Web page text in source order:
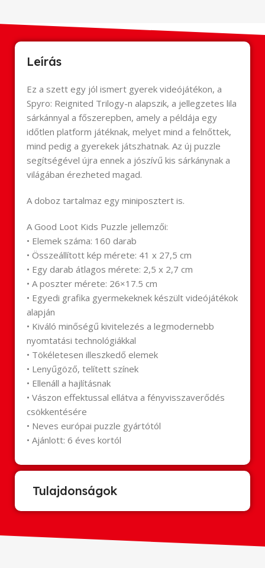
Leírás
Ez a szett egy jól ismert gyerek videójátékon, a
Spyro: Reignited Trilogy-n alapszik, a jellegzetes lila
sárkánnyal a főszerepben, amely a példája egy
időtlen platform játéknak, melyet mind a felnőttek,
mind pedig a gyerekek játszhatnak. Az új puzzle
segítségével újra ennek a jószívű kis sárkánynak a
világában érezheted magad.
A doboz tartalmaz egy miniposztert is.
A Good Loot Kids Puzzle jellemzői:
• Elemek száma: 160 darab
• Összeállított kép mérete: 41 x 27,5 cm
• Egy darab átlagos mérete: 2,5 x 2,7 cm
• A poszter mérete: 26×17.5 cm
• Egyedi grafika gyermekeknek készült videójátékok
alapján
• Kiváló minőségű kivitelezés a legmodernebb
nyomtatási technológiákkal
• Tökéletesen illeszkedő elemek
• Lenyűgöző, telített színek
• Ellenáll a hajlításnak
• Vászon effektussal ellátva a fényvisszaverődés
csökkentésére
• Neves európai puzzle gyártótól
• Ajánlott: 6 éves kortól
Tulajdonságok